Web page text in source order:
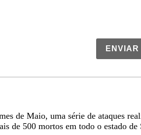
ENVIAR
de Maio, uma série de ataques
de 500 mortos em todo o estado de